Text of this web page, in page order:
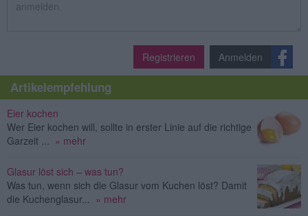
Registrieren Anmelden
Artikelempfehlung
Eier kochen
Wer Eier kochen will, sollte in erster Linie auf die richtige
Garzeit ...
» mehr
Glasur löst sich – was tun?
Was tun, wenn sich die Glasur vom Kuchen löst? Damit
die Kuchenglasur...
» mehr